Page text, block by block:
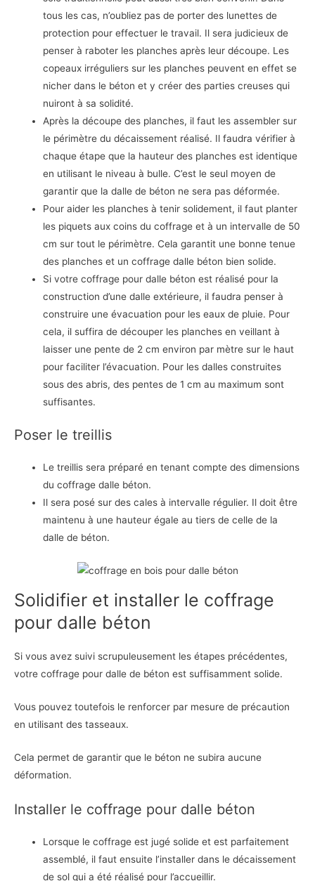
tous les cas, n’oubliez pas de porter des lunettes de
protection pour effectuer le travail. Il sera judicieux de
penser à raboter les planches après leur découpe. Les
copeaux irréguliers sur les planches peuvent en effet se
nicher dans le béton et y créer des parties creuses qui
nuiront à sa solidité.
Après la découpe des planches, il faut les assembler sur
le périmètre du décaissement réalisé. Il faudra vérifier à
chaque étape que la hauteur des planches est identique
en utilisant le niveau à bulle. C’est le seul moyen de
garantir que la dalle de béton ne sera pas déformée.
Pour aider les planches à tenir solidement, il faut planter
les piquets aux coins du coffrage et à un intervalle de 50
cm sur tout le périmètre. Cela garantit une bonne tenue
des planches et un coffrage dalle béton bien solide.
Si votre coffrage pour dalle béton est réalisé pour la
construction d’une dalle extérieure, il faudra penser à
construire une évacuation pour les eaux de pluie. Pour
cela, il suffira de découper les planches en veillant à
laisser une pente de 2 cm environ par mètre sur le haut
pour faciliter l’évacuation. Pour les dalles construites
sous des abris, des pentes de 1 cm au maximum sont
suffisantes.
Poser le treillis
Le treillis sera préparé en tenant compte des dimensions
du coffrage dalle béton.
Il sera posé sur des cales à intervalle régulier. Il doit être
maintenu à une hauteur égale au tiers de celle de la
dalle de béton.
Solidifier et installer le coffrage
pour dalle béton
Si vous avez suivi scrupuleusement les étapes précédentes,
votre coffrage pour dalle de béton est suffisamment solide.
Vous pouvez toutefois le renforcer par mesure de précaution
en utilisant des tasseaux.
Cela permet de garantir que le béton ne subira aucune
déformation.
Installer le coffrage pour dalle béton
Lorsque le coffrage est jugé solide et est parfaitement
assemblé, il faut ensuite l’installer dans le décaissement
de sol qui a été réalisé pour l’accueillir.